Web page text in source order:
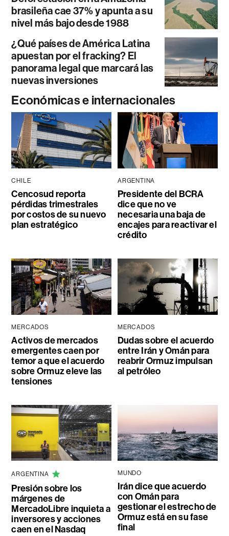
brasileña cae 37% y apunta a su
nivel más bajo desde 1988
¿Qué países de América Latina
apuestan por el fracking? El
panorama legal que marcará las
nuevas inversiones
Económicas e internacionales
CHILE
Cencosud reporta
pérdidas trimestrales
por costos de su nuevo
plan estratégico
ARGENTINA
Presidente del BCRA
dice que no ve
necesaria una baja de
encajes para reactivar el
crédito
MERCADOS
Activos de mercados
emergentes caen por
temor a que el acuerdo
sobre Ormuz eleve las
tensiones
MERCADOS
Dudas sobre el acuerdo
entre Irán y Omán para
reabrir Ormuz impulsan
al petróleo
ARGENTINA
Presión sobre los
márgenes de
MercadoLibre inquieta a
inversores y acciones
caen en el Nasdaq
MUNDO
Irán dice que acuerdo
con Omán para
gestionar el estrecho de
Ormuz está en su fase
final